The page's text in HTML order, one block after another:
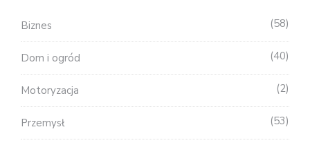
Biznes 58
Dom i ogród 40
Motoryzacja 2
Przemysł 53